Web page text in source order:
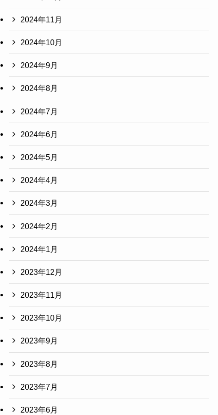
2024年11月
2024年10月
2024年9月
2024年8月
2024年7月
2024年6月
2024年5月
2024年4月
2024年3月
2024年2月
2024年1月
2023年12月
2023年11月
2023年10月
2023年9月
2023年8月
2023年7月
2023年6月